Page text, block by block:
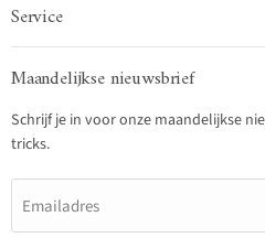
Service
Maandelijkse nieuwsbrief
Schrijf je in voor onze maandelijkse
tricks.
Emailadres